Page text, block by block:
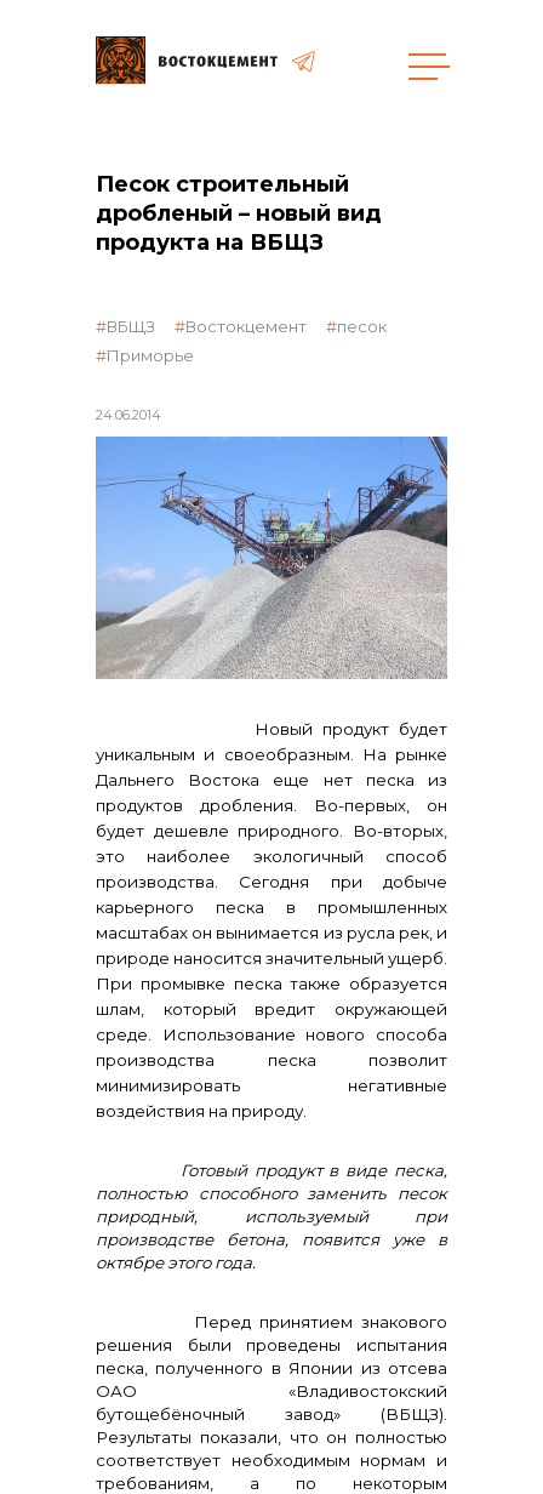
общая информация
объявленные закупки
реализация неликвидов
контакты отдела закупок
Контакты
+7 (423) 234 50 50
info@vostokcement.ru
Песок строительный
дробленый – новый вид
продукта на ВБЩЗ
24.06.2014
ВБЩЗ Востокцемент
песок
Приморье
Новый продукт будет
уникальным и своеобразным. На рынке
Дальнего Востока еще нет песка из
продуктов дробления. Во-первых, он
будет дешевле природного. Во-вторых,
это наиболее экологичный способ
производства. Сегодня при добыче
карьерного песка в промышленных
масштабах он вынимается из русла рек, и
природе наносится значительный ущерб.
При промывке песка также образуется
шлам, который вредит окружающей
среде. Использование нового способа
производства песка позволит
минимизировать негативные
воздействия на природу.
Готовый продукт в виде песка,
полностью способного заменить песок
природный, используемый при
производстве бетона, появится уже в
октябре этого года.
Перед принятием знакового
решения были проведены испытания
песка, полученного в Японии из отсева
ОАО «Владивостокский
бутощебёночный завод» (ВБЩЗ).
Результаты показали, что он полностью
соответствует необходимым нормам и
требованиям, а по некоторым